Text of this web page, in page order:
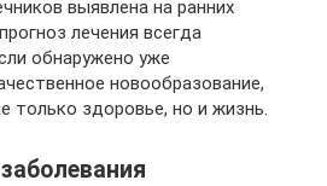
выявлена на ранних
лечения всегда
обнаружено уже
новообразование,
только здоровье, но и жизнь.